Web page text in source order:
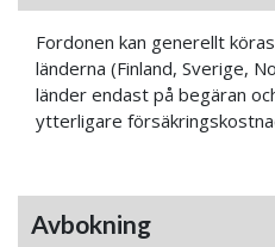
Fordonen kan generellt
länderna (Finland, Sverige,
länder endast på begäran
ytterligare
Avbokning